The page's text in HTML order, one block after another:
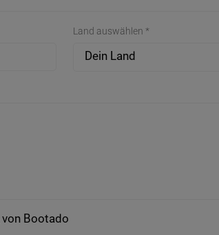
Land auswählen *
Dein Land
von Bootado